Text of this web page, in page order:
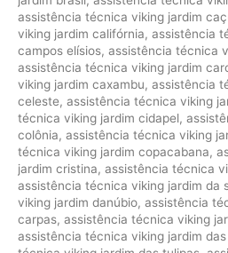
assistência técnica viking jardim
viking jardim califórnia, assistência
campos elísios, assistência técnica
assistência técnica viking jardim
viking jardim caxambu, assistência
celeste, assistência técnica viking
técnica viking jardim cidapel,
colônia, assistência técnica viking
técnica viking jardim copacabana,
jardim cristina, assistência técnica
assistência técnica viking jardim da
viking jardim danúbio, assistência
carpas, assistência técnica viking
assistência técnica viking jardim